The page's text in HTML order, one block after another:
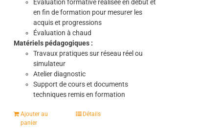
Évaluation formative réalisée en début et
en fin de formation pour mesurer les
acquis et progressions
Évaluation à chaud
Matériels pédagogiques :
Travaux pratiques sur réseau réel ou
simulateur
Atelier diagnostic
Support de cours et documents
techniques remis en formation
Ajouter au
panier
Détails